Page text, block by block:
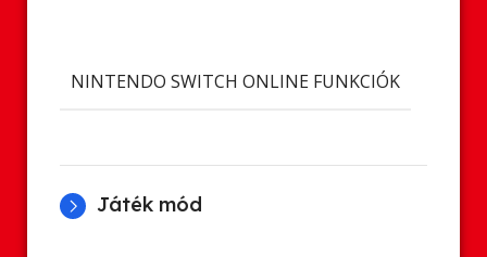
NINTENDO SWITCH ONLINE FUNKCIÓK
Játék mód